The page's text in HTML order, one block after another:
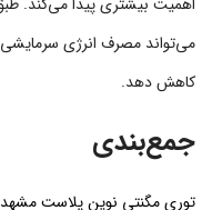
کاهش دهد.
جمع‌بندی
توری مگنتی نوین پلاست مشهد